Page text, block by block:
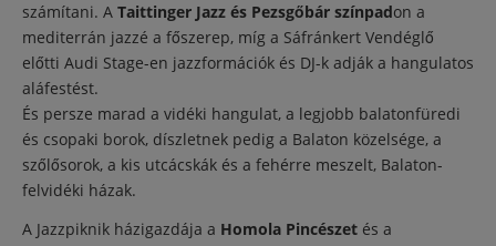
számítani. A Taittinger Jazz és Pezsgőbár színpadon a
mediterrán jazzé a főszerep, míg a Sáfránkert Vendéglő
előtti Audi Stage-en jazzformációk és DJ-k adják a hangulatos
aláfestést.
És persze marad a vidéki hangulat, a legjobb balatonfüredi
és csopaki borok, díszletnek pedig a Balaton közelsége, a
szőlősorok, a kis utcácskák és a fehérre meszelt, Balaton-
felvidéki házak.
A Jazzpiknik házigazdája a Homola Pincészet és a